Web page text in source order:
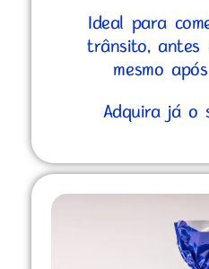
Ideal para
trânsito, antes
mesmo
Adquira já o